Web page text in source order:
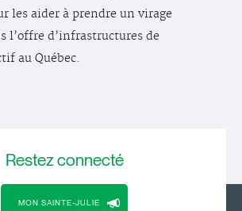
les aider à prendre un virage
l’offre d’infrastructures de
au Québec.
Restezconnecté
MON SAINTE-JULIE